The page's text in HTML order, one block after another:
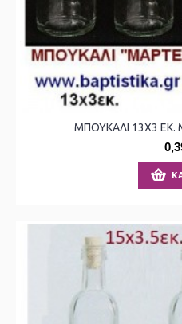
ΜΠΟΥΚΑΛΙ 13X3